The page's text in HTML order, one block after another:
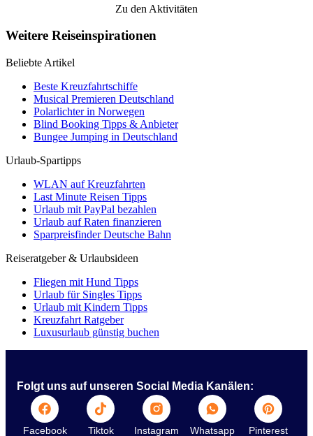
Zu den Aktivitäten
Weitere Reiseinspirationen
Beliebte Artikel
Beste Kreuzfahrtschiffe
Musical Premieren Deutschland
Polarlichter in Norwegen
Blind Booking Tipps & Anbieter
Bungee Jumping in Deutschland
Urlaub-Spartipps
WLAN auf Kreuzfahrten
Last Minute Reisen Tipps
Urlaub mit PayPal bezahlen
Urlaub auf Raten finanzieren
Sparpreisfinder Deutsche Bahn
Reiseratgeber & Urlaubsideen
Fliegen mit Hund Tipps
Urlaub für Singles Tipps
Urlaub mit Kindern Tipps
Kreuzfahrt Ratgeber
Luxusurlaub günstig buchen